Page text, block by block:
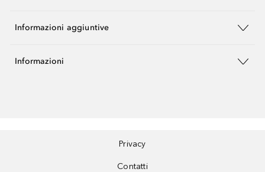
Informazioni aggiuntive
Informazioni
Privacy
Contatti